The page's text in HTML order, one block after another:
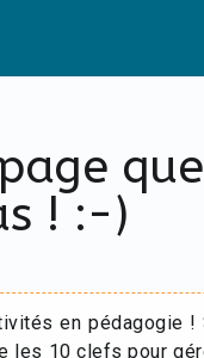
! :-)
en pédagogie
les 10 clefs pour